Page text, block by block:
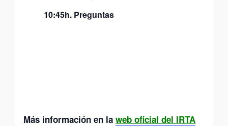
10:45h. Preguntas
Más información en laweb oficial del IRTA